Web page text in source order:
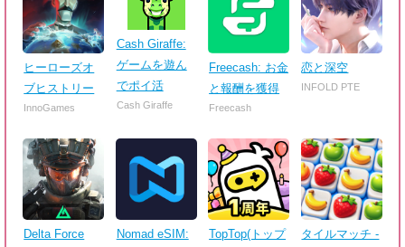
ヒーローズオ
ブヒストリー
InnoGames
Cash Giraffe:
ゲームを遊ん
でポイ活
Cash Giraffe
Freecash: お金
と報酬を獲得
Freecash
恋と深空
INFOLD PTE
Delta Force
Nomad eSIM:
TopTop(トップ
タイルマッチ -